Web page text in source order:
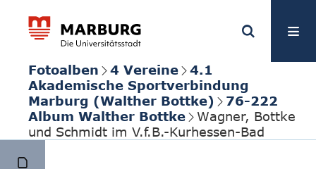
Fotoalben 4 Vereine
4.1
Akademische Sportverbindung
Marburg (Walther Bottke)
76-222
Album Walther Bottke
Wagner, Bottke
und Schmidt im V.f.B.-Kurhessen-Bad